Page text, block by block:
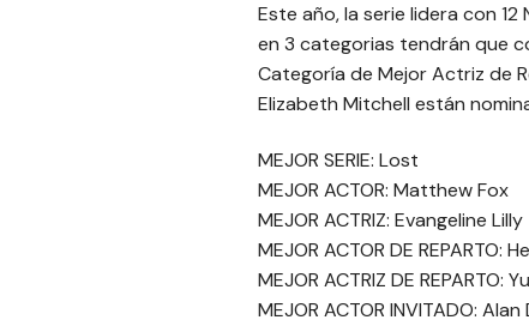
Este año, la serie lidera con
en 3 categorias tendrán que
Categoría de Mejor Actriz de
Elizabeth Mitchell están
MEJOR SERIE: Lost
MEJOR ACTOR: Matthew Fox
MEJOR ACTRIZ: Evangeline Lilly
MEJOR ACTOR DE REPARTO:
MEJOR ACTRIZ DE REPARTO:
MEJOR ACTOR INVITADO: